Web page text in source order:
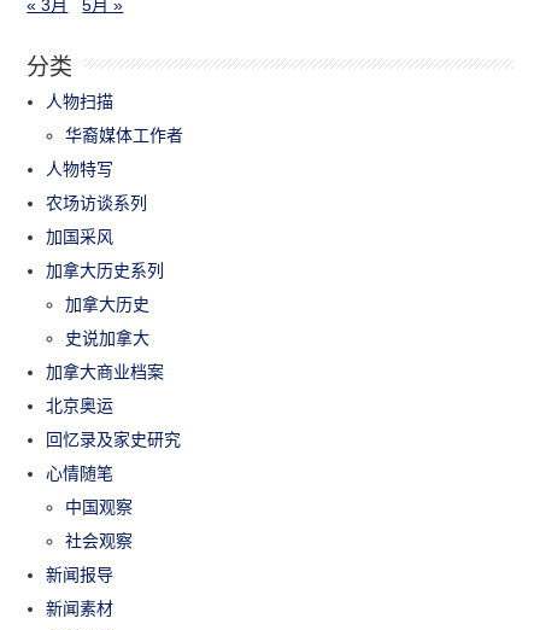
« 3月
5月 »
分类
人物扫描
华裔媒体工作者
人物特写
农场访谈系列
加国采风
加拿大历史系列
加拿大历史
史说加拿大
加拿大商业档案
北京奥运
回忆录及家史研究
心情随笔
中国观察
社会观察
新闻报导
新闻素材